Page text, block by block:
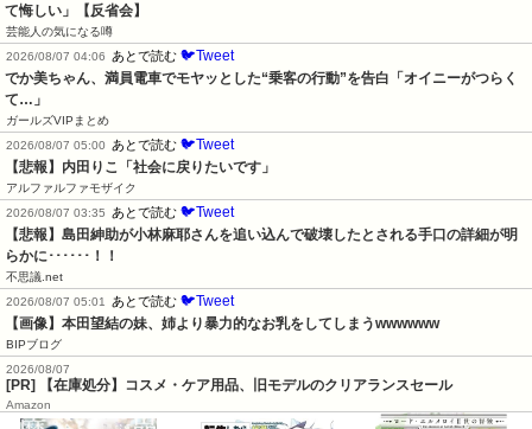
て悔しい」【反省会】
芸能人の気になる噂
2026/08/07 04:06 あとで読む 🐦Tweet
でか美ちゃん、満員電車でモヤッとした“乗客の行動”を告白「オイニーがつらく
て…」
ガールズVIPまとめ
2026/08/07 05:00 あとで読む 🐦Tweet
【悲報】内田りこ「社会に戻りたいです」
アルファルファモザイク
2026/08/07 03:35 あとで読む 🐦Tweet
【悲報】島田紳助が小林麻耶さんを追い込んで破壊したとされる手口の詳細が明
らかに･･････！！
不思議.net
2026/08/07 05:01 あとで読む 🐦Tweet
【画像】本田望結の妹、姉より暴力的なお乳をしてしまうwwwwww
BIPブログ
2026/08/07
[PR] 【在庫処分】コスメ・ケア用品、旧モデルのクリアランスセール
Amazon